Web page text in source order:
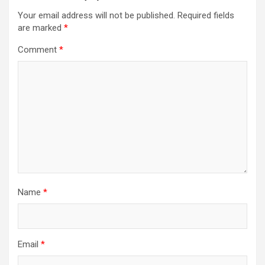
Your email address will not be published. Required fields
are marked *
Comment *
Name *
Email *